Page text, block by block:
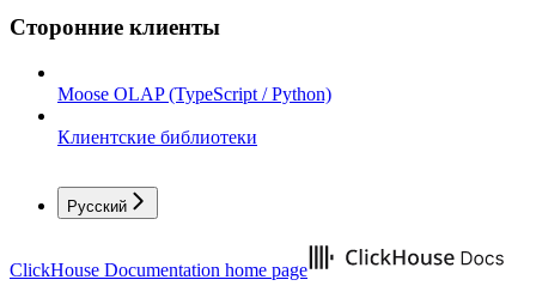
Сторонние клиенты
Moose OLAP (TypeScript / Python)
Клиентские библиотеки
Русский
ClickHouse Documentation home page